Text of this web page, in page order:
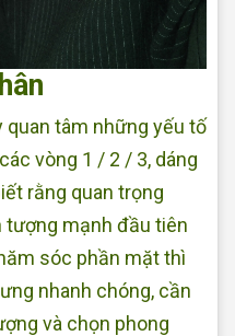
quan tâm những yếu tố
vòng 1 / 2 / 3, dáng
rằng quan trọng
tượng mạnh đầu tiên
sóc phần mặt thì
nhanh chóng, cần
và chọn phong